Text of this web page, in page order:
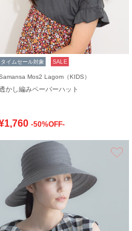
タイムセール対象 SALE
Mos2 Lagom（KIDS）
かし編みペーパーハット
-50%OFF-
気に入り